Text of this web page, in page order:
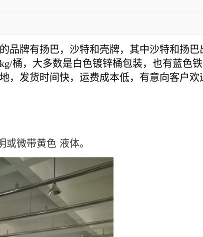
品牌有扬巴，沙特和壳牌，其中沙特和扬巴
桶，大多数是白色镀锌桶包装，也有蓝色
，发货时间快，运费成本低，有意向客户欢
微带黄色 液体。